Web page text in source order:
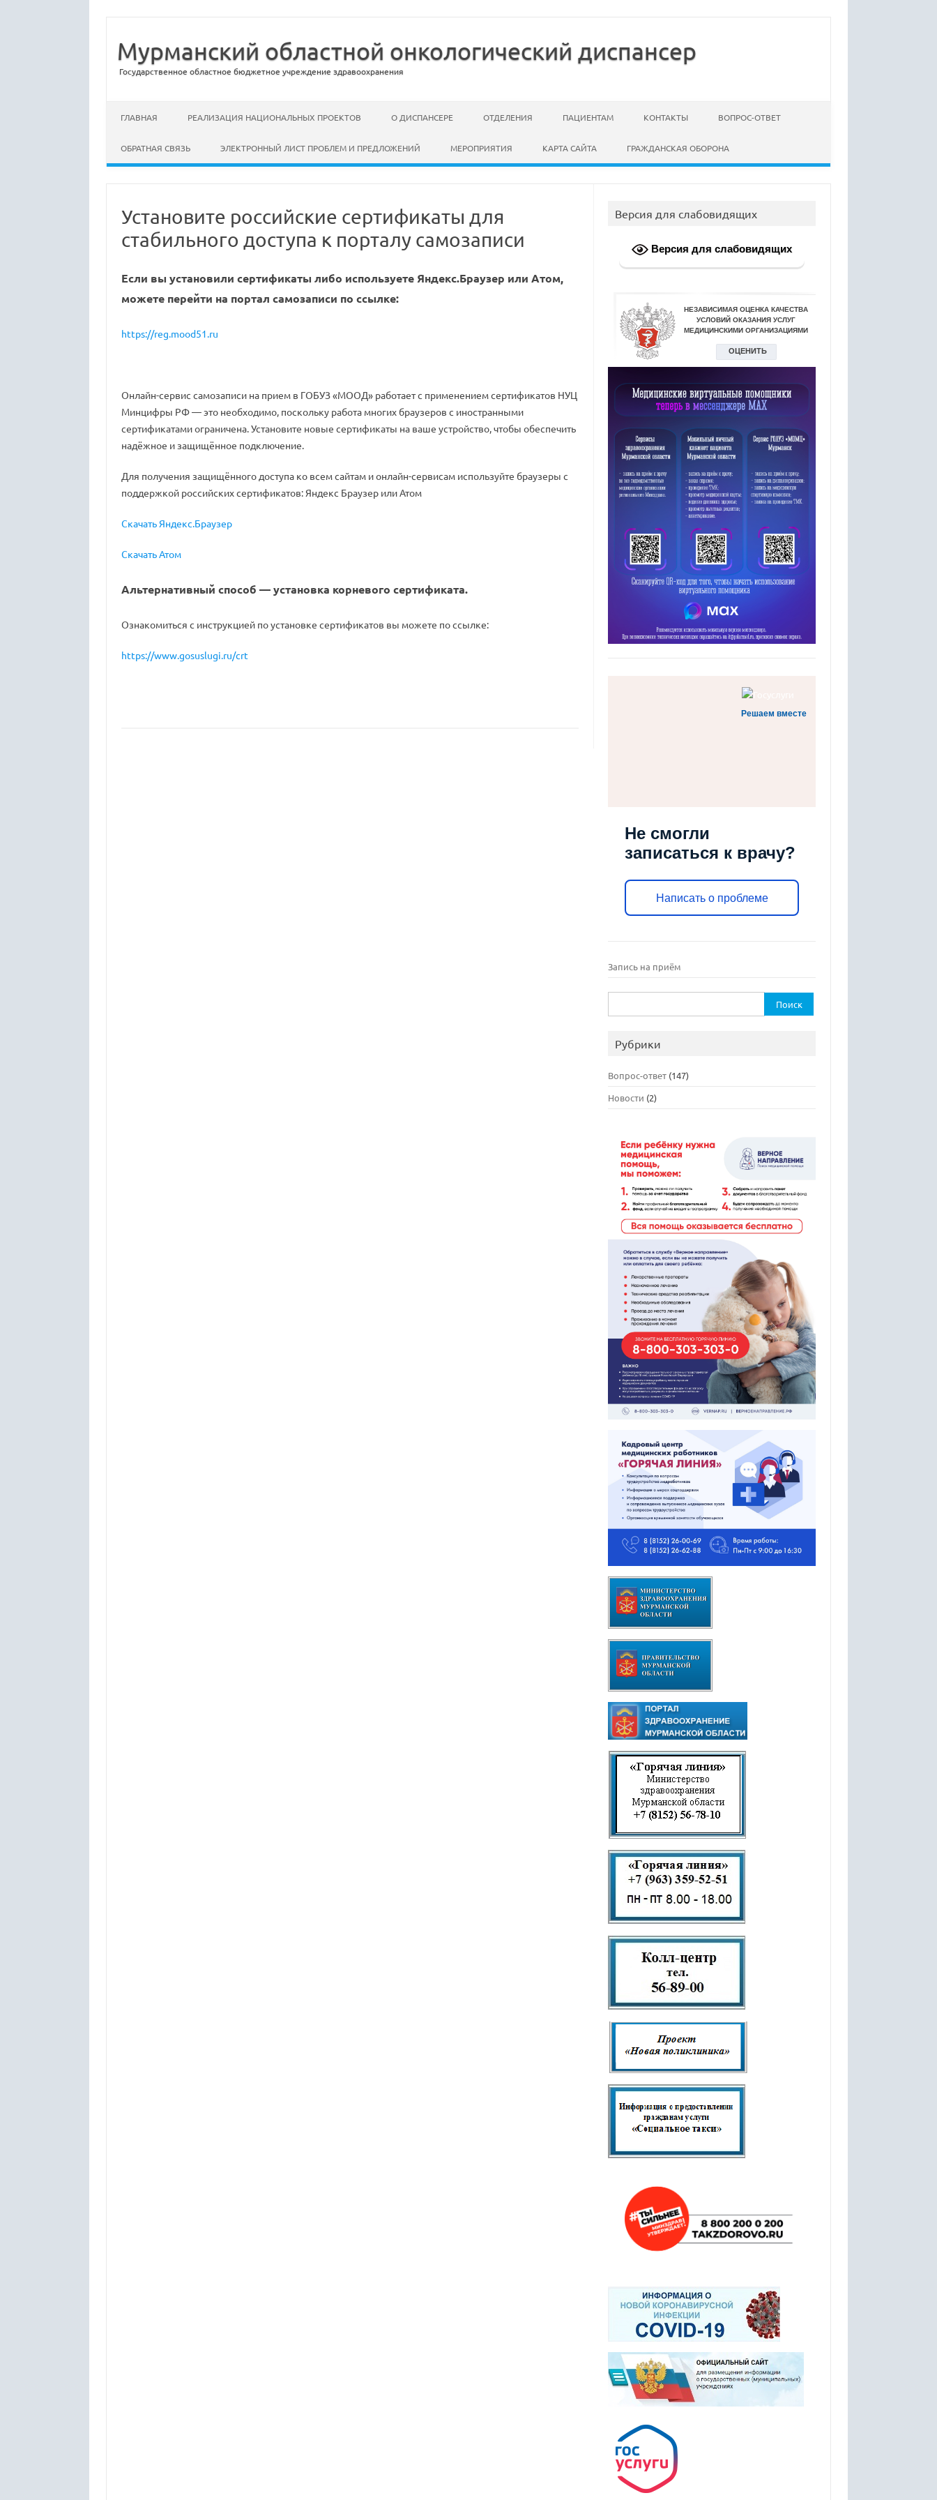
Мурманский областной онкологический диспансер
Государственное областное бюджетное учреждение здравоохранения
ГЛАВНАЯ РЕАЛИЗАЦИЯ НАЦИОНАЛЬНЫХ ПРОЕКТОВ О ДИСПАНСЕРЕ ОТДЕЛЕНИЯ ПАЦИЕНТАМ КОНТАКТЫ ВОПРОС-ОТВЕТ
ОБРАТНАЯ СВЯЗЬ ЭЛЕКТРОННЫЙ ЛИСТ ПРОБЛЕМ И ПРЕДЛОЖЕНИЙ МЕРОПРИЯТИЯ КАРТА САЙТА ГРАЖДАНСКАЯ ОБОРОНА
Установите российские сертификаты для
стабильного доступа к порталу самозаписи
Если вы установили сертификаты либо используете Яндекс.Браузер или Атом,
можете перейти на портал самозаписи по ссылке:
https://reg.mood51.ru
Онлайн-сервис самозаписи на прием в ГОБУЗ «МООД» работает с применением сертификатов НУЦ
Минцифры РФ — это необходимо, поскольку работа многих браузеров с иностранными
сертификатами ограничена. Установите новые сертификаты на ваше устройство, чтобы обеспечить
надёжное и защищённое подключение.
Для получения защищённого доступа ко всем сайтам и онлайн-сервисам используйте браузеры с
поддержкой российских сертификатов: Яндекс Браузер или Атом
Скачать Яндекс.Браузер
Скачать Атом
Альтернативный способ — установка корневого сертификата.
Ознакомиться с инструкцией по установке сертификатов вы можете по ссылке:
https://www.gosuslugi.ru/crt
Версия для слабовидящих
Версия для слабовидящих
Решаем вместе
Не смогли
записаться к врачу?
Написать о проблеме
Запись на приём
Рубрики
Вопрос-ответ (147)
Новости (2)